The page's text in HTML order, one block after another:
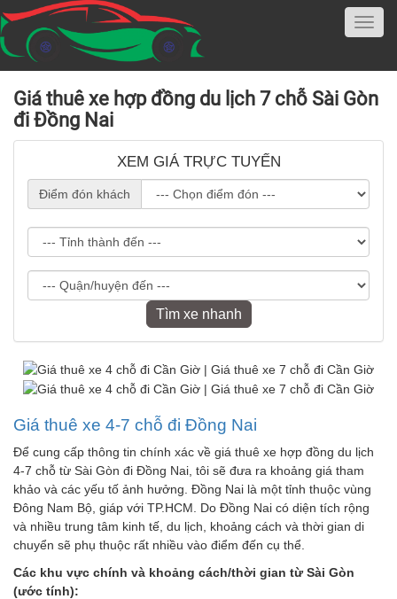
Giá thuê xe hợp đồng du lịch 7 chỗ Sài Gòn
đi Đồng Nai
XEM GIÁ TRỰC TUYẾN
Điểm đón khách
Tìm xe nhanh
Giá thuê xe 4-7 chỗ đi Đồng Nai
Để cung cấp thông tin chính xác về giá thuê xe hợp đồng du lịch
4-7 chỗ từ Sài Gòn đi Đồng Nai, tôi sẽ đưa ra khoảng giá tham
khảo và các yếu tố ảnh hưởng. Đồng Nai là một tỉnh thuộc vùng
Đông Nam Bộ, giáp với TP.HCM. Do Đồng Nai có diện tích rộng
và nhiều trung tâm kinh tế, du lịch, khoảng cách và thời gian di
chuyển sẽ phụ thuộc rất nhiều vào điểm đến cụ thể.
Các khu vực chính và khoảng cách/thời gian từ Sài Gòn
(ước tính):